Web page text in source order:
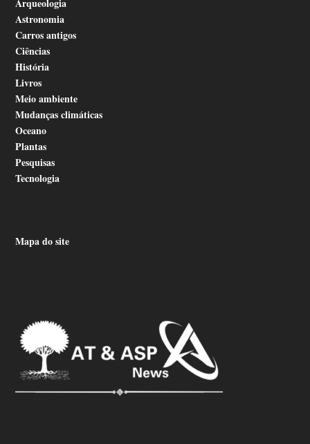
Arqueologia
Astronomia
Carros antigos
Ciências
História
Livros
Meio ambiente
Mudanças climáticas
Oceano
Plantas
Pesquisas
Tecnologia
Mapa do site